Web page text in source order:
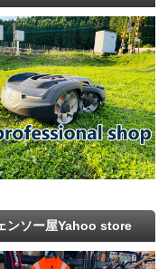
ンソー屋Yahoo store